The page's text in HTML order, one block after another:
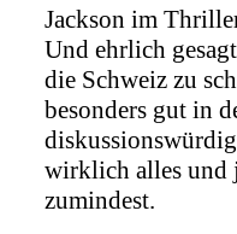
Jackson im
Und ehrlich
die Schweiz zu
besonders gut in
wirklich alles und
zumindest.